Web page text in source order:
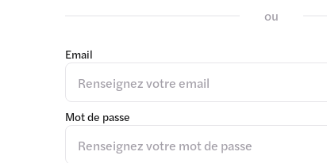
ou
Email
Mot de passe